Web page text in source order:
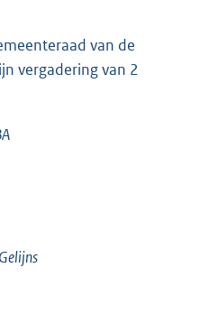
van de
vergadering van 2